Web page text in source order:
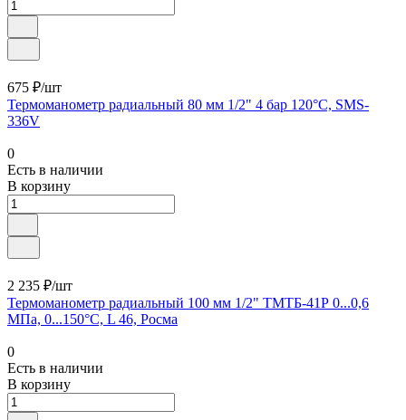
675 ₽/шт
Термоманометр радиальный 80 мм 1/2" 4 бар 120°С, SMS-
336V
0
Есть в наличии
В корзину
2 235 ₽/шт
Термоманометр радиальный 100 мм 1/2" ТМТБ-41Р 0...0,6
МПа, 0...150°С, L 46, Росма
0
Есть в наличии
В корзину